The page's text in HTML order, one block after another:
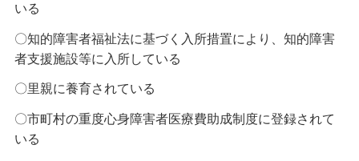
いる
〇知的障害者福祉法に基づく入所措置により、知的障害
者支援施設等に入所している
〇里親に養育されている
〇市町村の重度心身障害者医療費助成制度に登録されて
いる